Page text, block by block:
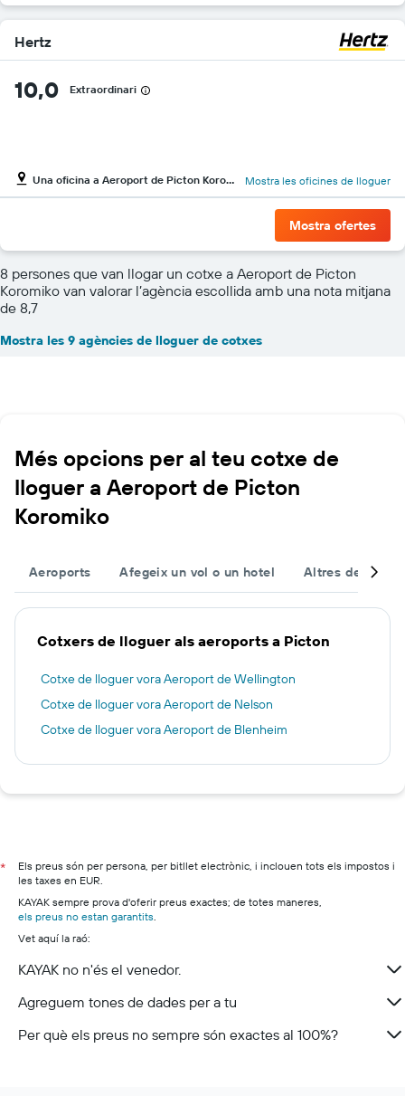
Hertz
10,0 Extraordinari
Una oficina a Aeroport de Picton Koromiko Mostra les oficines de lloguer
Mostra ofertes
8 persones que van llogar un cotxe a Aeroport de Picton
Koromiko van valorar l’agència escollida amb una nota mitjana
de 8,7
Mostra les 9 agències de lloguer de cotxes
Més opcions per al teu cotxe de
lloguer a Aeroport de Picton
Koromiko
Aeroports Afegeix un vol o un hotel Altres
Cotxers de lloguer als aeroports a Picton
Cotxe de lloguer vora Aeroport de Wellington
Cotxe de lloguer vora Aeroport de Nelson
Cotxe de lloguer vora Aeroport de Blenheim
*
Els preus són per persona, per bitllet electrònic, i inclouen tots els impostos i
les taxes en EUR.
KAYAK sempre prova d'oferir preus exactes; de totes maneres,
els preus no estan garantits.
Vet aquí la raó:
KAYAK no n'és el venedor.
Agreguem tones de dades per a tu
Per què els preus no sempre són exactes al 100%?